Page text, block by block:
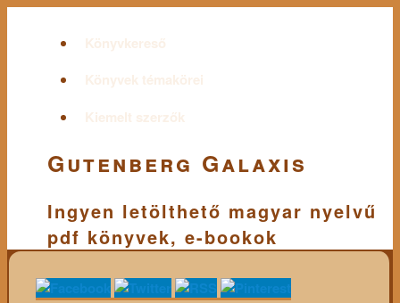
Könyvkereső
Könyvek témakörei
Kiemelt szerzők
Gutenberg Galaxis
Ingyen letölthető magyar nyelvű
pdf könyvek, e-bookok